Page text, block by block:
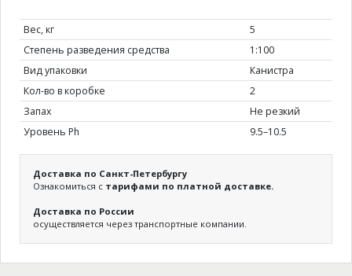
Вес, кг
5
Степень разведения средства
1:100
Вид упаковки
Канистра
Кол-во в коробке
2
Запах
Не резкий
Уровень Ph
9.5–10.5
Доставка по Санкт-Петербургу
Ознакомиться с тарифами по платной доставке.
Доставка по России
осуществляется через транспортные компании.